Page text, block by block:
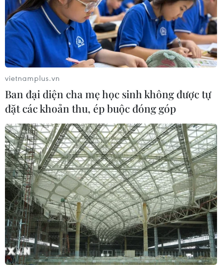
06/08/2026 06:47
Anh công bố kết quả điều tra ban
đầu vụ đâm dao ở trung tâm London
06/08/2026 06:00
Hàn Quốc tăng cường giải pháp
ngăn chặn đánh bạc trực tuyến trong
quân đội
06/08/2026 04:52
Khẩn trường khám nghiệm
hiện trường, điều tra nguyên nhân
vụ cháy chợ Biên Hòa
06/08/2026 04:37
vietnamplus.vn
Ban đại diện cha mẹ học sinh không được tự
đặt các khoản thu, ép buộc đóng góp